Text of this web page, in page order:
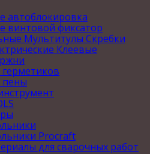
автоблокировка
винтовой фиксатор
Мультитулы Скребки
Клеевые
пены
Procraft
для сварочных работ